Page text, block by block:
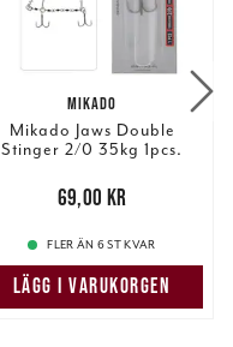
MIKADO
Mikado Jaws Double
Stinger 2/0 35kg 1pcs.
69,00 kr
69,00 kr
FLER ÄN 6 ST KVAR
LÄGG I VARUKORGEN